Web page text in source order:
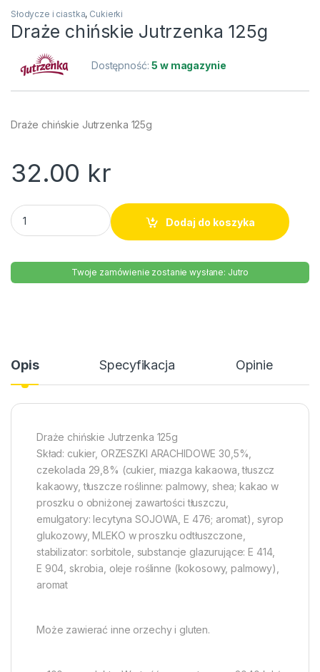
Słodycze i ciastka, Cukierki
Draże chińskie Jutrzenka 125g
Dostępność:5 w magazynie
Draże chińskie Jutrzenka 125g
32.00 kr
Draże chińskie Jutrzenka 125g quantity
Dodaj do koszyka
Twoje zamówienie zostanie wysłane: Jutro
Opis Specyfikacja Opinie
Draże chińskie Jutrzenka 125g
Skład: cukier, ORZESZKI ARACHIDOWE 30,5%,
czekolada 29,8% (cukier, miazga kakaowa, tłuszcz
kakaowy, tłuszcze roślinne: palmowy, shea; kakao w
proszku o obniżonej zawartości tłuszczu,
emulgatory: lecytyna SOJOWA, E 476; aromat), syrop
glukozowy, MLEKO w proszku odtłuszczone,
stabilizator: sorbitole, substancje glazurujące: E 414,
E 904, skrobia, oleje roślinne (kokosowy, palmowy),
aromat
Może zawierać inne orzechy i gluten.